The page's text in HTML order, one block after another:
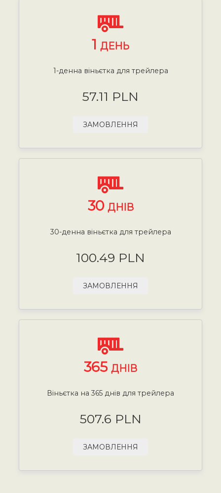
1 ДЕНЬ
1-денна віньєтка для трейлера
57.11 PLN
ЗАМОВЛЕННЯ
30 ДНІВ
30-денна віньєтка для трейлера
100.49 PLN
ЗАМОВЛЕННЯ
365 ДНІВ
Віньєтка на 365 днів для трейлера
507.6 PLN
ЗАМОВЛЕННЯ